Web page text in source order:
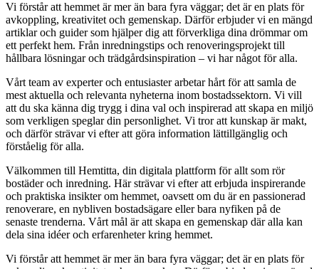
Vi förstår att hemmet är mer än bara fyra väggar; det är en plats för
avkoppling, kreativitet och gemenskap. Därför erbjuder vi en mängd
artiklar och guider som hjälper dig att förverkliga dina drömmar om
ett perfekt hem. Från inredningstips och renoveringsprojekt till
hållbara lösningar och trädgårdsinspiration – vi har något för alla.
Vårt team av experter och entusiaster arbetar hårt för att samla de
mest aktuella och relevanta nyheterna inom bostadssektorn. Vi vill
att du ska känna dig trygg i dina val och inspirerad att skapa en miljö
som verkligen speglar din personlighet. Vi tror att kunskap är makt,
och därför strävar vi efter att göra information lättillgänglig och
förståelig för alla.
Välkommen till Hemtitta, din digitala plattform för allt som rör
bostäder och inredning. Här strävar vi efter att erbjuda inspirerande
och praktiska insikter om hemmet, oavsett om du är en passionerad
renoverare, en nybliven bostadsägare eller bara nyfiken på de
senaste trenderna. Vårt mål är att skapa en gemenskap där alla kan
dela sina idéer och erfarenheter kring hemmet.
Vi förstår att hemmet är mer än bara fyra väggar; det är en plats för